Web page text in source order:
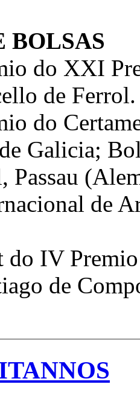
BOLSAS
do XXI
de Ferrol.
do
Galicia;
Passau
de
do IV
de